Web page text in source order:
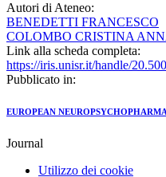
Autori di Ateneo:
BENEDETTI FRANCESCO
COLOMBO CRISTINA
Link alla scheda completa:
https://iris.unisr.it/handle/
Pubblicato in:
EUROPEAN
Journal
Utilizzo dei cookie